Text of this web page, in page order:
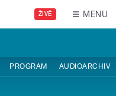
ŽIVĚ MENU
PROGRAM AUDIOARCHIV